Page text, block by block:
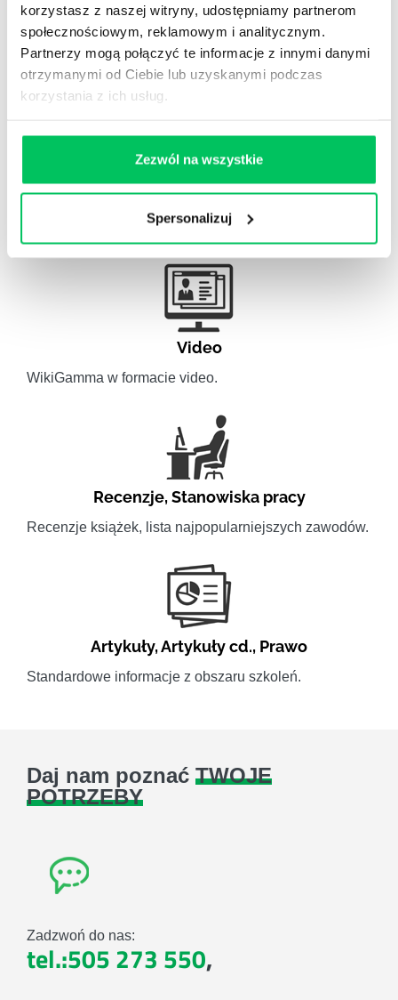
korzystasz z naszej witryny, udostępniamy partnerom
społecznościowym, reklamowym i analitycznym.
Partnerzy mogą połączyć te informacje z innymi danymi
otrzymanymi od Ciebie lub uzyskanymi podczas
korzystania z ich usług.
Zezwól na wszystkie
Spersonalizuj
Odpowiedzi na często pojawiające się pytania z
obszaru HR.
Artykuły eksperckie
Artykuły związane ze szkoleniami eksperckimi.
Video
WikiGamma w formacie video.
Recenzje,Stanowiska pracy
Recenzje książek, lista najpopularniejszych zawodów.
Artykuły,Artykuły cd., Prawo
Standardowe informacje z obszaru szkoleń.
Daj nam poznać TWOJE
POTRZEBY
Zadzwoń do nas:
tel.:505 273 550,